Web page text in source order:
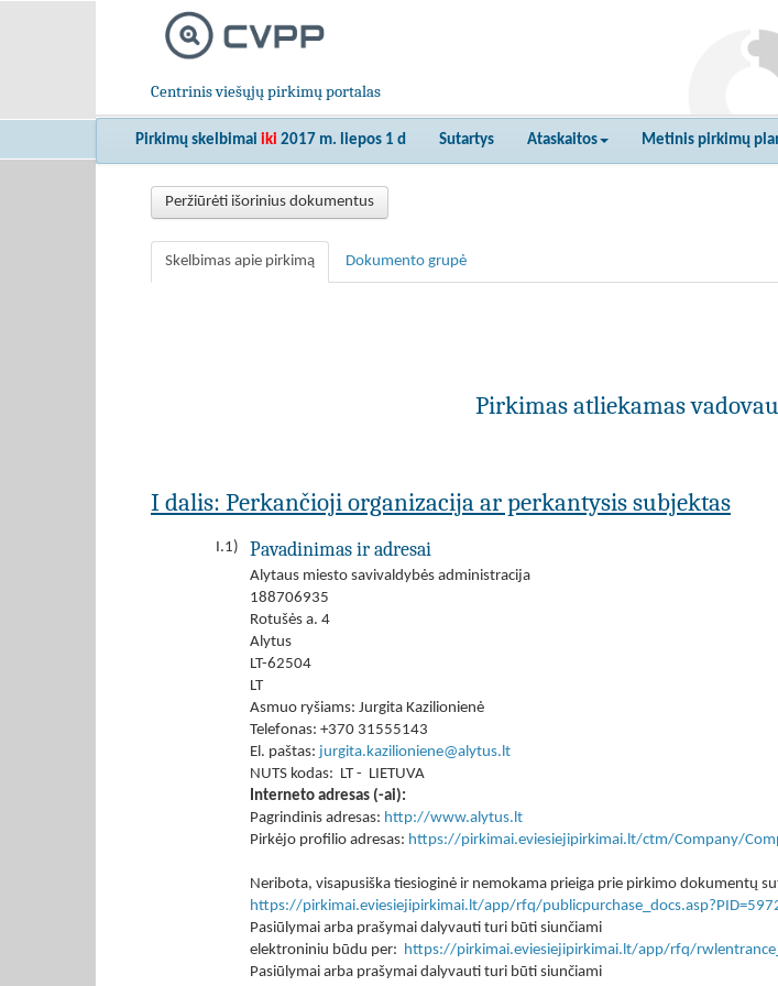
Centrinis viešųjų pirkimų portalas
Pirkimų skelbimai iki 2017 m. liepos 1 d Sutartys Ataskaitos Metinis pirkimų
Peržiūrėti išorinius dokumentus
Skelbimas apie pirkimą Dokumento grupė
Pirkimas atliekamas
I dalis: Perkančioji organizacija ar perkantysis subjektas
I.1) Pavadinimas ir adresai
Alytaus miesto savivaldybės administracija
188706935
Rotušės a. 4
Alytus
LT-62504
LT
Asmuo ryšiams: Jurgita Kazilionienė
Telefonas: +370 31555143
El. paštas: jurgita.kazilioniene@alytus.lt
NUTS kodas: LT - LIETUVA
Interneto adresas (-ai):
Pagrindinis adresas: http://www.alytus.lt
Pirkėjo profilio adresas: https://pirkimai.eviesiejipirkimai.lt/ctm/Company/
Neribota, visapusiška tiesioginė ir nemokama prieiga prie pirkimo dokumentų
https://pirkimai.eviesiejipirkimai.lt/app/rfq/
Pasiūlymai arba prašymai dalyvauti turi būti siunčiami
elektroniniu būdu per: https://pirkimai.eviesiejipirkimai.lt/app/rfq/
Pasiūlymai arba prašymai dalyvauti turi būti siunčiami